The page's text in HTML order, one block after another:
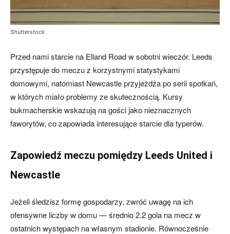
skład)
Newcastle.pl
Shutterstock
Przed nami starcie na Elland Road w sobotni wieczór. Leeds
przystępuje do meczu z korzystnymi statystykami
domowymi, natomiast Newcastle przyjeżdża po serii spotkań,
w których miało problemy ze skutecznością. Kursy
bukmacherskie wskazują na gości jako nieznacznych
faworytów, co zapowiada interesujące starcie dla typerów.
Zapowiedź meczu pomiędzy Leeds United i
Newcastle
Jeżeli śledzisz formę gospodarzy, zwróć uwagę na ich
ofensywne liczby w domu — średnio 2.2 gola na mecz w
ostatnich występach na własnym stadionie. Równocześnie